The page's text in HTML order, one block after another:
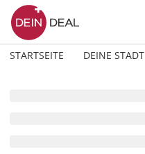
STARTSEITE DEINE STADT